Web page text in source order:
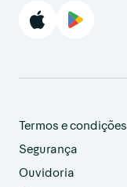
Termos e condições
Segurança
Ouvidoria